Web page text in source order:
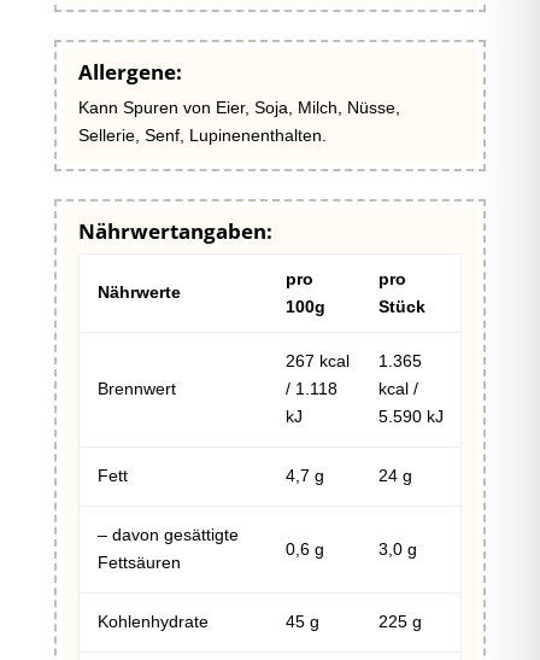
Allergene:
Kann Spuren von Eier, Soja, Milch, Nüsse,
Sellerie, Senf, Lupinenenthalten.
Nährwertangaben:
Nährwerte
pro
100g
pro
Stück
Brennwert
267 kcal
/ 1.118
kJ
1.365
kcal /
5.590 kJ
Fett 4,7 g 24 g
– davon gesättigte
Fettsäuren
0,6 g 3,0 g
Kohlenhydrate 45 g 225 g